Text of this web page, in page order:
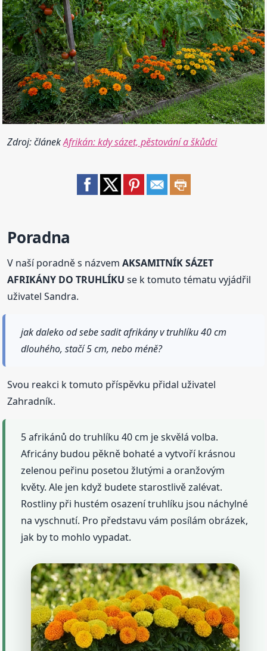
Zdroj: článekAfrikán: kdy sázet, pěstování a škůdci
Poradna
V naší poradně s názvemAKSAMITNÍK SÁZET
AFRIKÁNY DO TRUHLÍKU se k tomuto tématu vyjádřil
uživatel Sandra.
jak daleko od sebe sadit afrikány v truhlíku 40 cm
dlouhého, stačí 5 cm, nebo méně?
Svou reakci k tomuto příspěvku přidal uživatel
Zahradník.
5 afrikánů do truhlíku 40 cm je skvělá volba.
Africány budou pěkně bohaté a vytvoří krásnou
zelenou peřinu posetou žlutými a oranžovým
květy. Ale jen když budete starostlivě zalévat.
Rostliny při hustém osazení truhlíku jsou náchylné
na vyschnutí. Pro představu vám posílám obrázek,
jak by to mohlo vypadat.